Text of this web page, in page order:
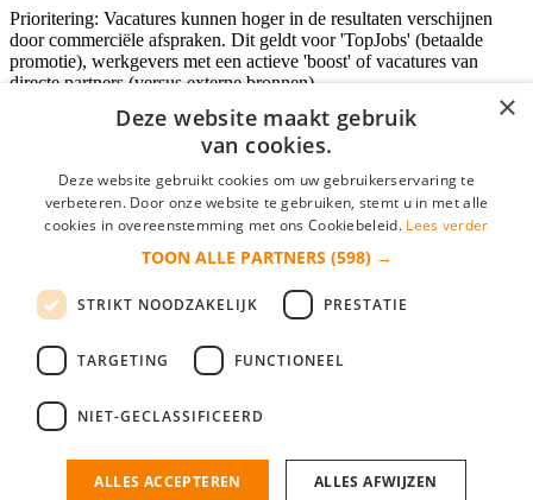
Prioritering: Vacatures kunnen hoger in de resultaten verschijnen
door commerciële afspraken. Dit geldt voor 'TopJobs' (betaalde
promotie), werkgevers met een actieve 'boost' of vacatures van
directe partners (versus externe bronnen).
Inloggen als bedrijf
*
login gegevens onthouden
login
Bedrijf aanmelden
nieuwe collega/werknemer zo gevonden!
×
Deze website maakt gebruik
van cookies.
Deze website gebruikt cookies om uw gebruikerservaring te
verbeteren. Door onze website te gebruiken, stemt u in met alle
cookies in overeenstemming met ons Cookiebeleid. Lees verder
TOON ALLE PARTNERS (598) →
STRIKT NOODZAKELIJK PRESTATIE
TARGETING FUNCTIONEEL
NIET-GECLASSIFICEERD
ALLES ACCEPTEREN ALLES AFWIJZEN